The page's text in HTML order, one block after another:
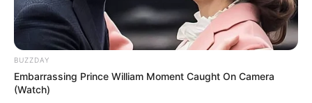
Sabine voit que Salomé est totalement absente
en cours. Elle ne prend aucune note. Salomé dit
qu’elle n’a pas de problèmes, elle est juste
fatiguée.
BUZZDAY
Embarrassing Prince William Moment Caught On Camera
(Watch)